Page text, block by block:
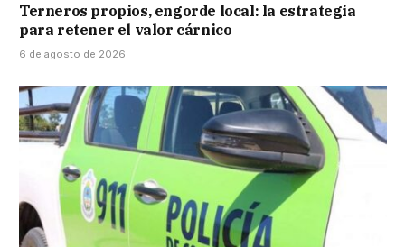
Terneros propios, engorde local: la estrategia
para retener el valor cárnico
6 de agosto de 2026